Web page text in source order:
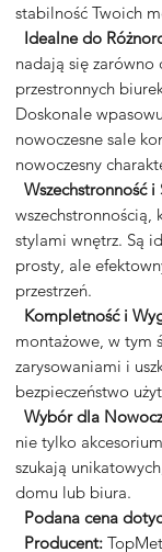
stabilność Twoich
Idealne do
nadają się zarówno
przestronnych
Doskonale
nowoczesne sale
nowoczesny
Wszechstronność i
wszechstronnością,
stylami wnętrz. Są
prosty, ale
przestrzeń.
Kompletność i
montażowe, w tym
zarysowaniami i
bezpieczeństwo
Wybór dla
nie tylko
szukają
domu lub biura.
Podana cena
Producent: